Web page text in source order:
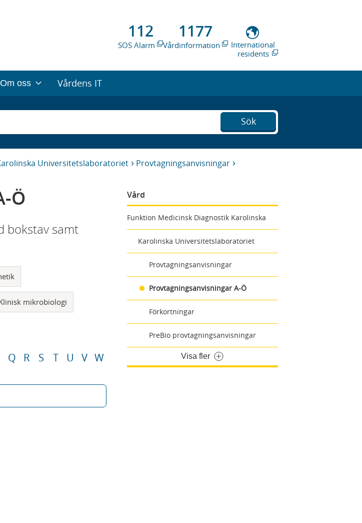
112
SOS Alarm
1177
Vårdinformation
International
residents
Om oss Vårdens IT
Sök
Universitetslaboratoriet Provtagningsanvisningar
Vård
Funktion Medicinsk Diagnostik Karolinska
Karolinska Universitetslaboratoriet
Provtagningsanvisningar
Provtagningsanvisningar A-Ö
Förkortningar
PreBio provtagningsanvisningar
Visa fler
Ö
bokstav samt
mikrobiologi
Q R S T U V W